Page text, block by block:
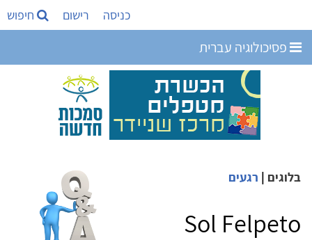
כניסה רישום חיפוש
פסיכולוגיה עברית
בלוגים | רגעים
Sol Felpeto